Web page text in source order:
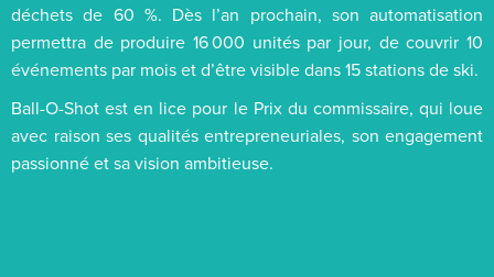
déchets de 60 %. Dès l’an prochain, son automatisation
permettra de produire 16 000 unités par jour, de couvrir 10
événements par mois et d’être visible dans 15 stations de ski.
Ball-O-Shot est en lice pour le Prix du commissaire, qui loue
avec raison ses qualités entrepreneuriales, son engagement
passionné et sa vision ambitieuse.